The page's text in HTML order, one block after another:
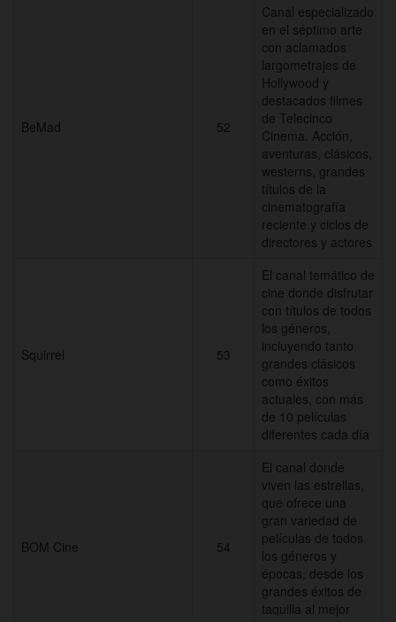
BeMad 52
Canal especializado
en el séptimo arte
con aclamados
largometrajes de
Hollywood y
destacados filmes
de Telecinco
Cinema. Acción,
aventuras, clásicos,
westerns, grandes
títulos de la
cinematografía
reciente y ciclos de
directores y actores
Squirrel 53
El canal temático de
cine donde disfrutar
con títulos de todos
los géneros,
incluyendo tanto
grandes clásicos
como éxitos
actuales, con más
de 10 películas
diferentes cada día
BOM Cine 54
El canal donde
viven las estrellas,
que ofrece una
gran variedad de
películas de todos
los géneros y
épocas, desde los
grandes éxitos de
taquilla al mejor